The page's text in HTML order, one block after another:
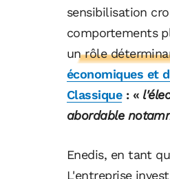
sensibilisation
comportements
un rôle
économiques et
Classique: «
abordable
Enedis, en tant
L'entreprise